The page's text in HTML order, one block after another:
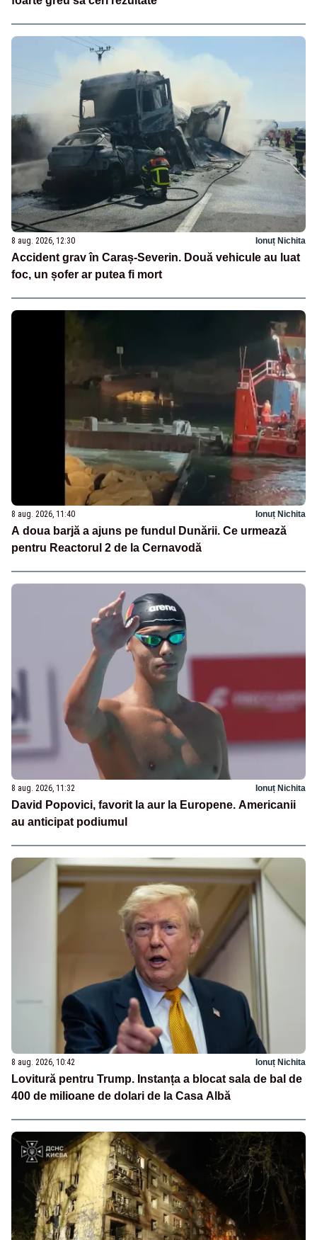
8 aug. 2026, 12:30 Ionuț Nichita
Accident grav în Caraș-Severin. Două vehicule au luat
foc, un șofer ar putea fi mort
8 aug. 2026, 11:40 Ionuț Nichita
A doua barjă a ajuns pe fundul Dunării. Ce urmează
pentru Reactorul 2 de la Cernavodă
8 aug. 2026, 11:32 Ionuț Nichita
David Popovici, favorit la aur la Europene. Americanii
au anticipat podiumul
8 aug. 2026, 10:42 Ionuț Nichita
Lovitură pentru Trump. Instanța a blocat sala de bal de
400 de milioane de dolari de la Casa Albă